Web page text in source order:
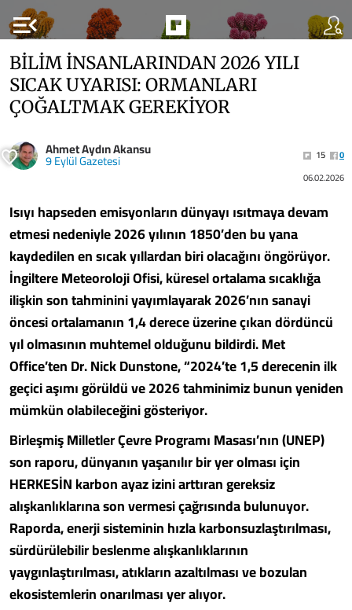
menu_open
BİLİM İNSANLARINDAN 2026 YILI
SICAK UYARISI: ORMANLARI
ÇOĞALTMAK GEREKİYOR
Ahmet Aydın Akansu
9 Eylül Gazetesi 15
0
06.02.2026
Isıyı hapseden emisyonların dünyayı ısıtmaya devam
etmesi nedeniyle 2026 yılının 1850’den bu yana
kaydedilen en sıcak yıllardan biri olacağını öngörüyor.
İngiltere Meteoroloji Ofisi, küresel ortalama sıcaklığa
ilişkin son tahminini yayımlayarak 2026’nın sanayi
öncesi ortalamanın 1,4 derece üzerine çıkan dördüncü
yıl olmasının muhtemel olduğunu bildirdi. Met
Office’ten Dr. Nick Dunstone, “2024’te 1,5 derecenin ilk
geçici aşımı görüldü ve 2026 tahminimiz bunun yeniden
mümkün olabileceğini gösteriyor.
Birleşmiş Milletler Çevre Programı Masası’nın (UNEP)
son raporu, dünyanın yaşanılır bir yer olması için
HERKESİN karbon ayaz izini arttıran gereksiz
alışkanlıklarına son vermesi çağrısında bulunuyor.
Raporda, enerji sisteminin hızla karbonsuzlaştırılması,
sürdürülebilir beslenme alışkanlıklarının
yaygınlaştırılması, atıkların azaltılması ve bozulan
ekosistemlerin onarılması yer alıyor.